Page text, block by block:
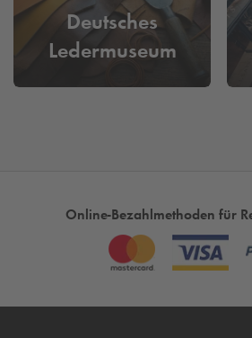
Parkplatzsuche!
Deutsches
Ledermuseum
Online-Bezahlmethoden für